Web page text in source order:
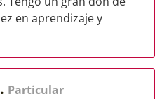
en aprendizaje y
Particular